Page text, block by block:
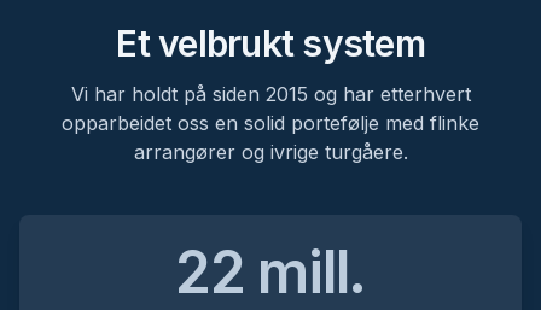
Bømlotrimmen 2026
Bømlo Turlag
BT & IF 100 år 2026 - Ut på tur
Budal Trimpoeng 2026
Et velbrukt system
Vi har holdt på siden 2015 og har etterhvert
opparbeidet oss en solid portefølje med flinke
arrangører og ivrige turgåere.
22 mill.